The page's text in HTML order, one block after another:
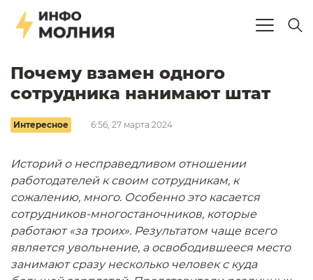
Почему взамен одного
сотрудника нанимают штат
Интересное 6:56, 27 марта 2024
Историй о несправедливом отношении
работодателей к своим сотрудникам, к
сожалению, много. Особенно это касается
сотрудников-многостаночников, которые
работают «за троих». Результатом чаще всего
является увольнение, а освободившееся место
занимают сразу несколько человек с куда